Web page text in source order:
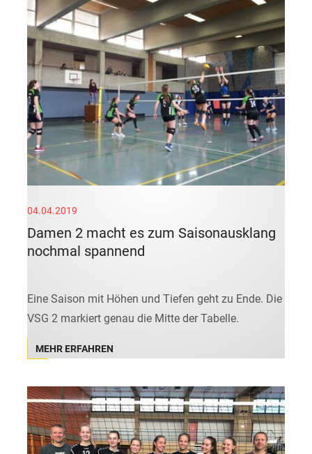
04.04.2019
Damen 2 macht es zum Saisonausklang
nochmal spannend
Eine Saison mit Höhen und Tiefen geht zu Ende. Die
VSG 2 markiert genau die Mitte der Tabelle.
MEHR ERFAHREN